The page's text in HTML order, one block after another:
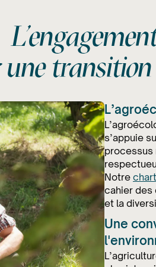
s’appuie
processus
Notre
cahier des
et la
Une